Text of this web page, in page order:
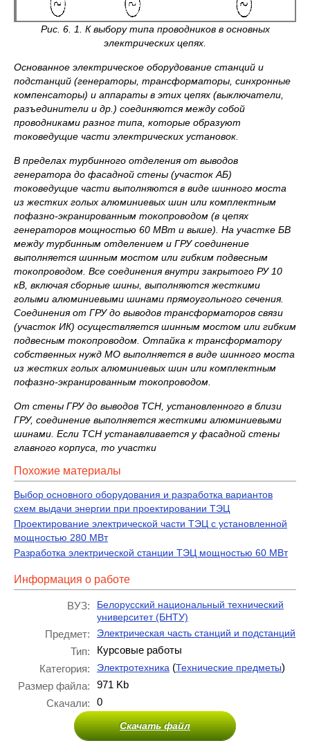
Рис. 6. 1. К выбору типа проводников в основных
электрических цепях.
Основанное электрическое оборудование станций и
подстанций (генераторы, трансформаторы, синхронные
компенсаторы) и аппараты в этих цепях (выключатели,
разъединители и др.) соединяются между собой
проводниками разног типа, которые образуют
токоведущие части электрических установок.
В пределах турбинного отделения от выводов
генератора до фасадной стены (участок АБ)
токоведущие части выполняются в виде шинного моста
из жестких голых алюминиевых шин или комплектным
пофазно-экранированным токопроводом (в цепях
генераторов мощностью 60 МВт и выше). На участке БВ
между турбинным отделением и ГРУ соединение
выполняется шинным мостом или гибким подвесным
токопроводом. Все соединения внутри закрытого РУ 10
кВ, включая сборные шины, выполняются жесткими
голыми алюминиевыми шинами прямоугольного сечения.
Соединения от ГРУ до выводов трансформаторов связи
(участок ИК) осуществляется шинным мостом или гибким
подвесным токопроводом. Отпайка к трансформатору
собственных нужд МО выполняется в виде шинного моста
из жестких голых алюминиевых шин или комплектным
пофазно-экранированным токопроводом.
От стены ГРУ до выводов ТСН, установленного в близи
ГРУ, соединение выполняется жесткими алюминиевыми
шинами. Если ТСН устанавливается у фасадной стены
главного корпуса, то участки
Похожие материалы
Выбор основного оборудования и разработка вариантов
схем выдачи энергии при проектировании ТЭЦ
Проектирование электрической части ТЭЦ с установленной
мощностью 280 МВт
Разработка электрической станции ТЭЦ мощностью 60 МВт
Информация о работе
ВУЗ:
Белорусский национальный технический
университет (БНТУ)
Предмет: Электрическая часть станций и подстанций
Тип:
Курсовые работы
Категория:
Электротехника (Технические предметы)
Размер файла:
971 Kb
Скачали:
0
Скачать файл